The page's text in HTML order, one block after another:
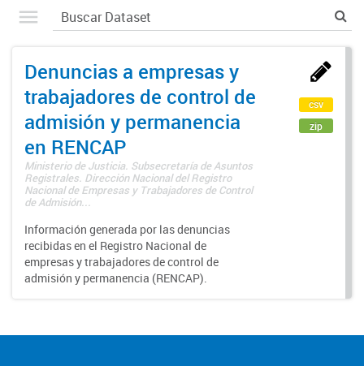
Denuncias a empresas y
trabajadores de control de
admisión y permanencia
en RENCAP
Ministerio de Justicia. Subsecretaría de Asuntos
Registrales. Dirección Nacional del Registro
Nacional de Empresas y Trabajadores de Control
de Admisión...
Información generada por las denuncias
recibidas en el Registro Nacional de
empresas y trabajadores de control de
admisión y permanencia (RENCAP).
csv
zip